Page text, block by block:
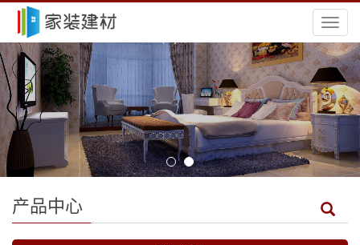
导
航
菜
单
产品中心